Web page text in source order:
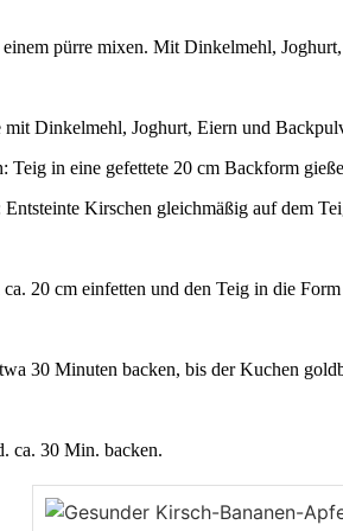
mit Dinkelmehl, Joghurt, Eiern und
Teig in eine gefettete 20 cm Backform
Kirschen gleichmäßig auf dem
30 Minuten backen, bis der Kuchen